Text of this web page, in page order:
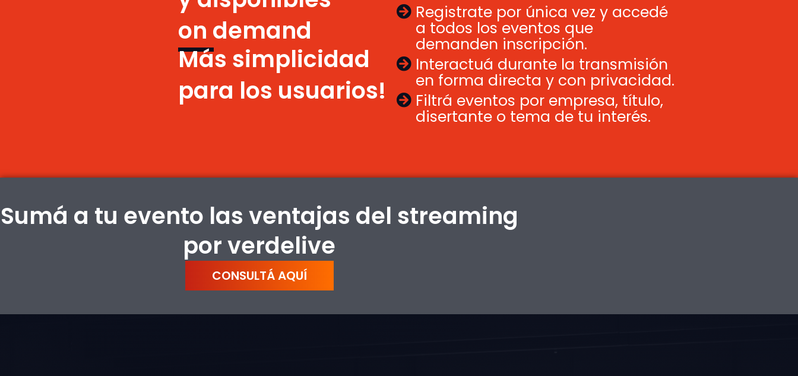
on demand
Más simplicidad
para los usuarios!
Registrate por única vez y accedé
a todos los eventos que
demanden inscripción.
Interactuá durante la transmisión
en forma directa y con privacidad.
Filtrá eventos por empresa, título,
disertante o tema de tu interés.
Sumá a tu evento las ventajas del streaming
por verdelive
CONSULTÁ AQUÍ